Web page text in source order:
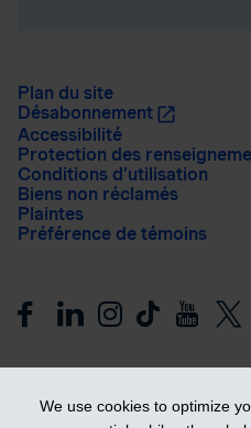
We use cookies to optimize
Plan du site
Désabonnement
Accessibilité
Protection des
Conditions d’utilisation
Biens non réclamés
Plaintes
Préférence de témoins